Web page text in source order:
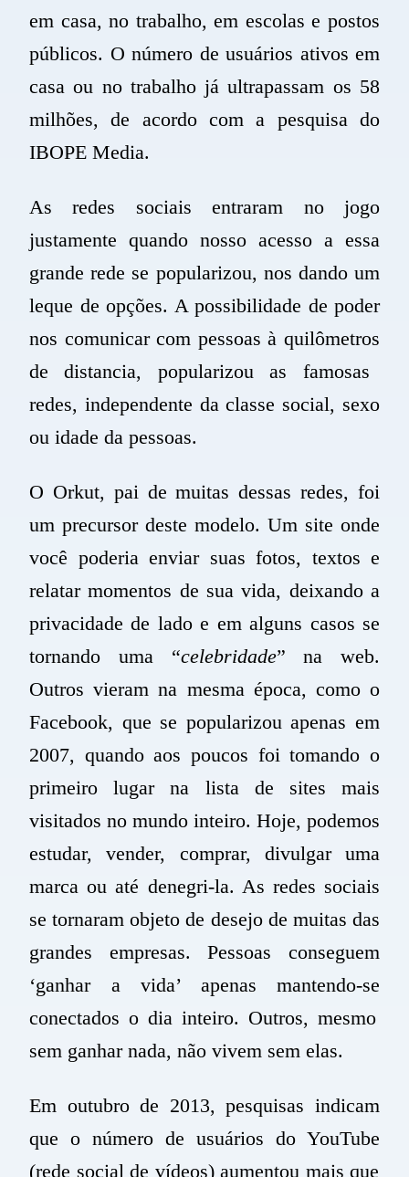
em casa, no trabalho, em escolas e postos
públicos. O número de usuários ativos em
casa ou no trabalho já ultrapassam os 58
milhões, de acordo com a pesquisa do
IBOPE Media.
As redes sociais entraram no jogo
justamente quando nosso acesso a essa
grande rede se popularizou, nos dando um
leque de opções. A possibilidade de poder
nos comunicar com pessoas à quilômetros
de distancia, popularizou as famosas
redes, independente da classe social, sexo
ou idade da pessoas.
O Orkut, pai de muitas dessas redes, foi
um precursor deste modelo. Um site onde
você poderia enviar suas fotos, textos e
relatar momentos de sua vida, deixando a
privacidade de lado e em alguns casos se
tornando uma “celebridade” na web.
Outros vieram na mesma época, como o
Facebook, que se popularizou apenas em
2007, quando aos poucos foi tomando o
primeiro lugar na lista de sites mais
visitados no mundo inteiro. Hoje, podemos
estudar, vender, comprar, divulgar uma
marca ou até denegri-la. As redes sociais
se tornaram objeto de desejo de muitas das
grandes empresas. Pessoas conseguem
‘ganhar a vida’ apenas mantendo-se
conectados o dia inteiro. Outros, mesmo
sem ganhar nada, não vivem sem elas.
Em outubro de 2013,pesquisas indicam
que o número de usuários do YouTube
(rede social de vídeos) aumentou mais que